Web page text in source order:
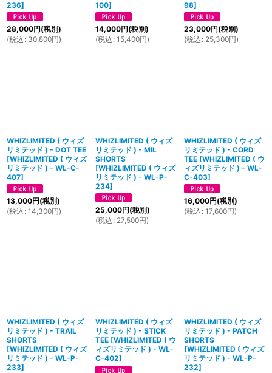
236]
28,000円(税別)
(税込 : 30,800円)
100]
14,000円(税別)
(税込 : 15,400円)
98]
23,000円(税別)
(税込 : 25,300円)
WHIZLIMITED ( ウィズ
リミテッド ) - DOT TEE
[WHIZLIMITED ( ウィズ
リミテッド ) - WL-C-
407]
13,000円(税別)
(税込 : 14,300円)
WHIZLIMITED ( ウィズ
リミテッド ) - MIL
SHORTS
[WHIZLIMITED ( ウィズ
リミテッド ) - WL-P-
234]
25,000円(税別)
(税込 : 27,500円)
WHIZLIMITED ( ウィズ
リミテッド ) - CORD
TEE [WHIZLIMITED ( ウ
ィズリミテッド ) - WL-
C-403]
16,000円(税別)
(税込 : 17,600円)
WHIZLIMITED ( ウィズ
リミテッド ) - TRAIL
SHORTS
[WHIZLIMITED ( ウィズ
リミテッド ) - WL-P-
233]
WHIZLIMITED ( ウィズ
リミテッド ) - STICK
TEE [WHIZLIMITED ( ウ
ィズリミテッド ) - WL-
C-402]
WHIZLIMITED ( ウィズ
リミテッド ) - PATCH
SHORTS
[WHIZLIMITED ( ウィズ
リミテッド ) - WL-P-
232]